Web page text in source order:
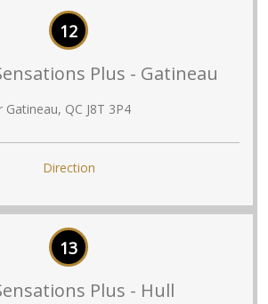
12
Plus - Gatineau
Gatineau, QC J8T 3P4
Direction
13
Plus - Hull